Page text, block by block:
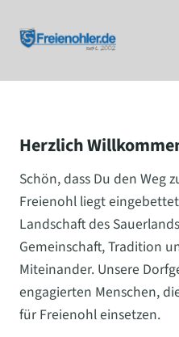
Inhalt
springen
Herzlich
Schön, dass Du den Weg
Freienohl liegt
Landschaft des
Gemeinschaft, Tradition
Miteinander. Unsere
engagierten Menschen,
für Freienohl einsetzen.